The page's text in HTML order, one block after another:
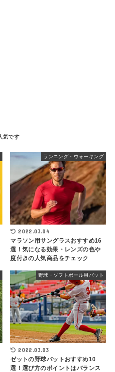
ランニング・ウォーキング
2022.03.04
マラソン用サングラスおすすめ16
選！気になる効果・レンズの色や
度付きの人気商品をチェック
野球・ソフトボール用バット
2022.03.03
ゼットの野球バットおすすめ10
選！選び方のポイントはバランス